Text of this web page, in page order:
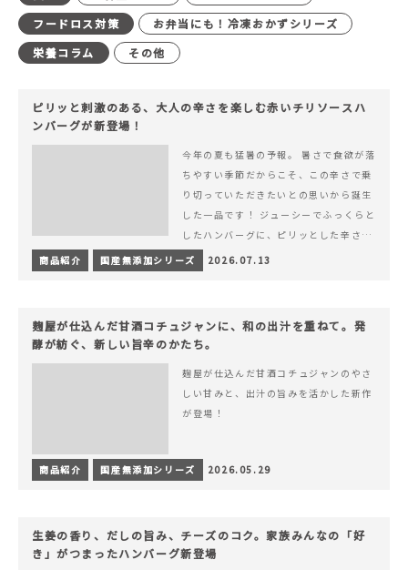
フードロス対策
お弁当にも！冷凍おかずシリーズ
栄養コラム
その他
ピリッと刺激のある、大人の辛さを楽しむ赤いチリソースハ
ンバーグが新登場！
今年の夏も猛暑の予報。 暑さで食欲が落
ちやすい季節だからこそ、この辛さで乗
り切っていただきたいとの思いから誕生
した一品です！ ジューシーでふっくらと
したハンバーグに、ピリッとした辛さと
コク深い旨みが楽しめる特製チリソース
&hellip; 続きを読む ピリッと刺激のあ
商品紹介 国産無添加シリーズ 2026.07.13
麹屋が仕込んだ甘酒コチュジャンに、和の出汁を重ねて。発
酵が紡ぐ、新しい旨辛のかたち。
麹屋が仕込んだ甘酒コチュジャンのやさ
しい甘みと、出汁の旨みを活かした新作
が登場！
商品紹介 国産無添加シリーズ 2026.05.29
生姜の香り、だしの旨み、チーズのコク。家族みんなの「好
き」がつまったハンバーグ新登場